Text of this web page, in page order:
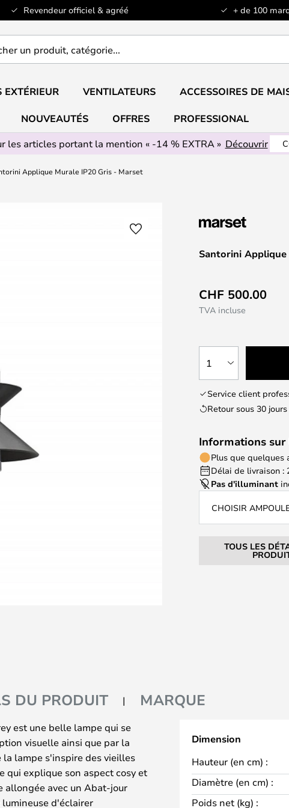
Revendeur officiel & agréé + de 100
EXTÉRIEUR VENTILATEURS ACCESSOIRES DE
NOUVEAUTÉS OFFRES
PROFESSIONAL
les articles portant la mention « -14 % EXTRA » Découvrir
Applique Murale IP20 Gris - Marset
Santorini
CHF 500.00
TVA incluse
1
Service client
Retour sous 30 jours
Informations
Plus que
Délai de livraison :
Pas d'illuminant
CHOISIR
TOUS LES
DU PRODUIT MARQUE
est une belle lampe qui se
visuelle ainsi que par la
lampe s'inspire des vieilles
qui explique son aspect cosy et
allongée avec un Abat-jour
d'éclairer
Dimension
Hauteur (en cm) :
Diamètre (en cm) :
Poids net (kg) :